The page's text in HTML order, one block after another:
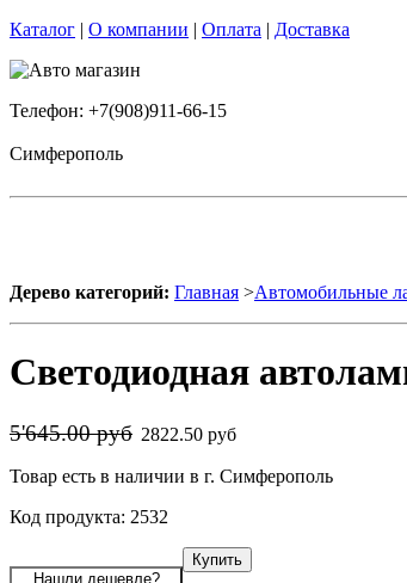
Каталог | О компании | Оплата | Доставка
Телефон: +7(908)911-66-15
Симферополь
Дерево категорий: Главная >Автомобильные
Светодиодная
5'645.00 руб 2822.50 руб
Товар есть в наличии в г. Симферополь
Код продукта: 2532